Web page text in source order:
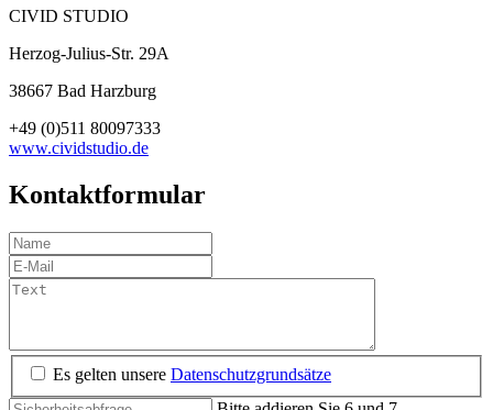
CIVID STUDIO
Herzog-Julius-Str. 29A
38667 Bad Harzburg
+49 (0)511 80097333
www.cividstudio.de
Kontaktformular
Es gelten unsere Datenschutzgrundsätze